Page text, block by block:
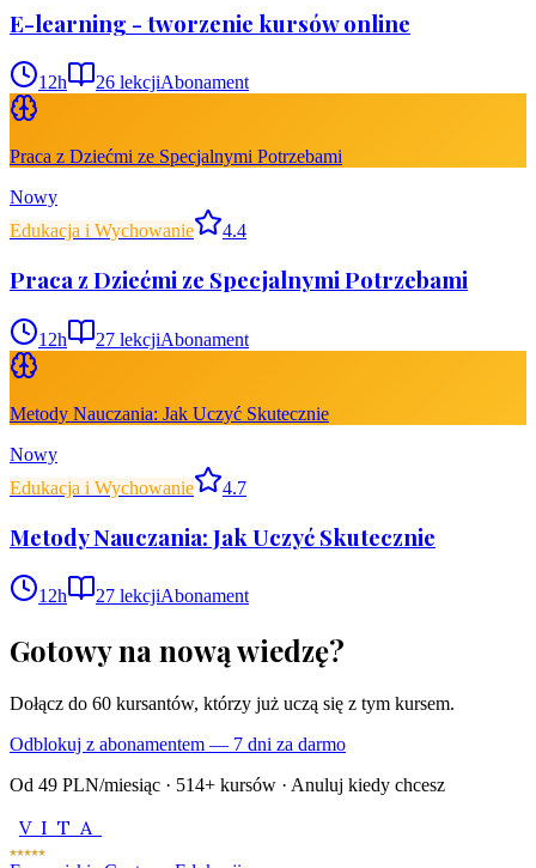
E-learning - tworzenie kursów online
12h 26 lekcjiAbonament
Praca z Dziećmi ze Specjalnymi Potrzebami
Nowy
Edukacja i Wychowanie
4.4
Praca z Dziećmi ze Specjalnymi Potrzebami
12h 27 lekcjiAbonament
Metody Nauczania: Jak Uczyć Skutecznie
Nowy
Edukacja i Wychowanie
4.7
Metody Nauczania: Jak Uczyć Skutecznie
12h 27 lekcjiAbonament
Gotowy na nową wiedzę?
Dołącz do 60 kursantów, którzy już uczą się z tym kursem.
Odblokuj z abonamentem — 7 dni za darmo
Od 49 PLN/miesiąc · 514+ kursów · Anuluj kiedy chcesz
VITA